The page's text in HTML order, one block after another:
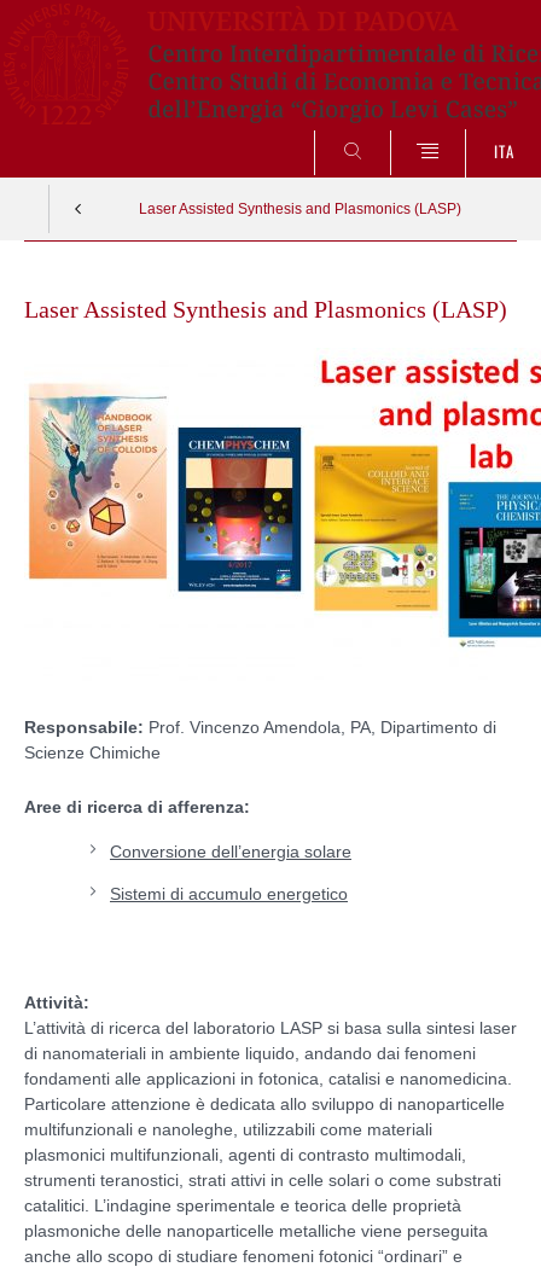
SEARCH
ITA
Laser Assisted Synthesis and Plasmonics (LASP)
contentLaser Assisted Synthesis and Plasmonics (LASP)
Responsabile: Prof. Vincenzo Amendola, PA, Dipartimento di
Scienze Chimiche
Aree di ricerca di afferenza:
Conversione dell’energia solare
Sistemi di accumulo energetico
Attività:
L’attività di ricerca del laboratorio LASP si basa sulla sintesi laser
di nanomateriali in ambiente liquido, andando dai fenomeni
fondamenti alle applicazioni in fotonica, catalisi e nanomedicina.
Particolare attenzione è dedicata allo sviluppo di nanoparticelle
multifunzionali e nanoleghe, utilizzabili come materiali
plasmonici multifunzionali, agenti di contrasto multimodali,
strumenti teranostici, strati attivi in celle solari o come substrati
catalitici. L’indagine sperimentale e teorica delle proprietà
plasmoniche delle nanoparticelle metalliche viene perseguita
anche allo scopo di studiare fenomeni fotonici “ordinari” e